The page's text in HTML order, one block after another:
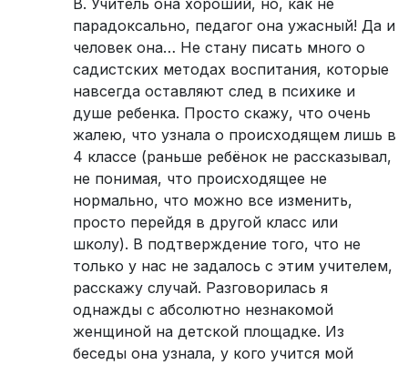
В. Учитель она хороший, но, как не
парадоксально, педагог она ужасный! Да и
человек она… Не стану писать много о
садистских методах воспитания, которые
навсегда оставляют след в психике и
душе ребенка. Просто скажу, что очень
жалею, что узнала о происходящем лишь в
4 классе (раньше ребёнок не рассказывал,
не понимая, что происходящее не
нормально, что можно все изменить,
просто перейдя в другой класс или
школу). В подтверждение того, что не
только у нас не задалось с этим учителем,
расскажу случай. Разговорилась я
однажды с абсолютно незнакомой
женщиной на детской площадке. Из
беседы она узнала, у кого учится мой